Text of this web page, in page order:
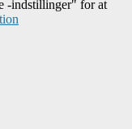
-indstillinger" for at